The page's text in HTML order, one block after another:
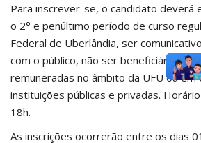
Para inscrever-se, o candidato deverá
o 2° e penúltimo período de curso
Federal de Uberlândia, ser
com o público, não ser beneficiário (a)
remuneradas no âmbito da UFU ou em
instituições públicas e privadas.
18h.
As inscrições ocorrerão entre os dias